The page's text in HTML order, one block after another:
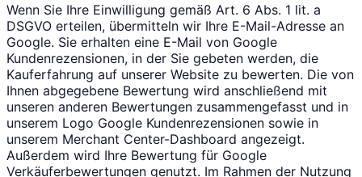
Wenn Sie Ihre Einwilligung gemäß Art. 6 Abs. 1 lit. a
DSGVO erteilen, übermitteln wir Ihre E-Mail-Adresse an
Google. Sie erhalten eine E-Mail von Google
Kundenrezensionen, in der Sie gebeten werden, die
Kauferfahrung auf unserer Website zu bewerten. Die von
Ihnen abgegebene Bewertung wird anschließend mit
unseren anderen Bewertungen zusammengefasst und in
unserem Logo Google Kundenrezensionen sowie in
unserem Merchant Center-Dashboard angezeigt.
Außerdem wird Ihre Bewertung für Google
Verkäuferbewertungen genutzt. Im Rahmen der Nutzung